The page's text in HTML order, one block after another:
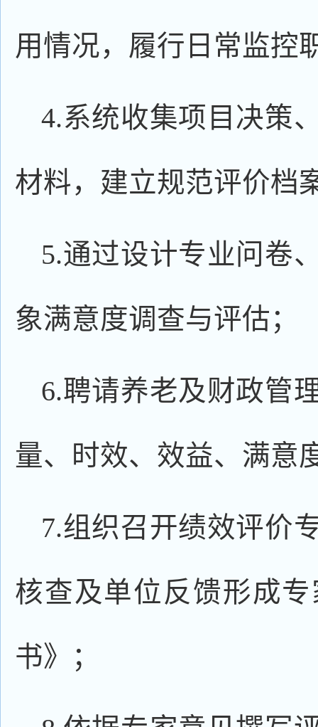
用情况，履行日常监控
4.系统收集项目决策
材料，建立规范评价档
5.通过设计专业问卷
象满意度调查与评估；
6.聘请养老及财政管
量、时效、效益、满意
7.组织召开绩效评价
核查及单位反馈形成
书》；